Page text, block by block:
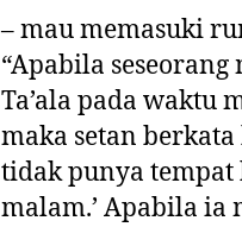
– mau memasuki
“Apabila
Ta’ala pada waktu
maka setan
tidak punya
malam.’ Apabila ia